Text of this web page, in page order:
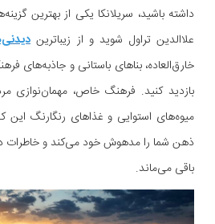
داشته باشید، سریلانکا یکی از بهترین
علاالدین تراول شوید و از زیباترین
خارق‌العاده، بناهای باستانی و جاذبه‌های
بازدید کنید. فرهنگ خاص، مهمان‌نوازی
میوه‌های استوایی و غذاهای رنگارنگ
ذهن شما را مدهوش خود می‌کند و خاطرات
باقی می‌ماند.